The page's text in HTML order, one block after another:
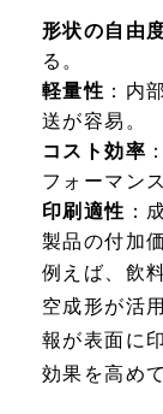
形状の自由
る。
軽量性 ：内
送が容易。
コスト効率
フォーマン
印刷適性 ：
製品の付加
例えば、飲
空成形が活
報が表面に
効果を高め